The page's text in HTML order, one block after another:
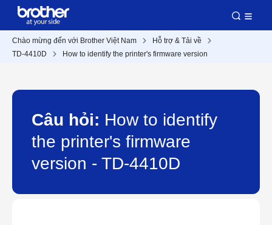
Chào mừng đến với Brother Việt Nam
Hỗ trợ & Tải về
TD-4410D
How to identify the printer's firmware version
Câu hỏi: How to identify
the printer's firmware
version - TD-4410D